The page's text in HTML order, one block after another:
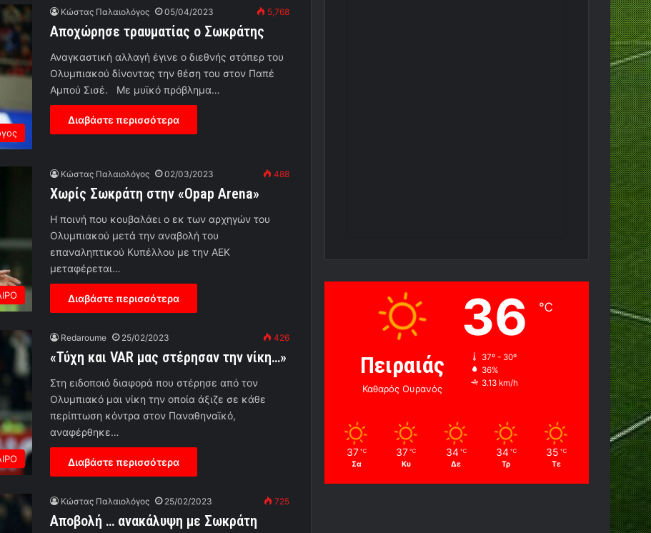
Κώστας Παλαιολόγος 05/04/2023 5,768
Αποχώρησε τραυματίας ο Σωκράτης
Αναγκαστική αλλαγή έγινε ο διεθνής στόπερ του
Ολυμπιακού δίνοντας την θέση του στον Παπέ
Αμπού Σισέ. Με μυϊκό πρόβλημα…
Διαβάστε περισσότερα
Κώστας Παλαιολόγος 02/03/2023 488
Χωρίς Σωκράτη στην «Opap Arena»
Η ποινή που κουβαλάει ο εκ των αρχηγών του
Ολυμπιακού μετά την αναβολή του
επαναληπτικού Κυπέλλου με την ΑΕΚ
μεταφέρεται…
Διαβάστε περισσότερα
Redaroume 25/02/2023 426
«Τύχη και VAR μας στέρησαν την νίκη…»
Στη ειδοποιό διαφορά που στέρησε από τον
Ολυμπιακό μαι νίκη την οποία άξιζε σε κάθε
περίπτωση κόντρα στον Παναθηναϊκό,
αναφέρθηκε…
Διαβάστε περισσότερα
Κώστας Παλαιολόγος 25/02/2023 725
Αποβολή … ανακάλυψη με Σωκράτη
Πειραιάς
Καθαρός Ουρανός
36 ℃
37º - 30º
36%
3.13 km/h
37 ℃
Σα
37 ℃
Κυ
34 ℃
Δε
34 ℃
Τρ
35 ℃
Τε